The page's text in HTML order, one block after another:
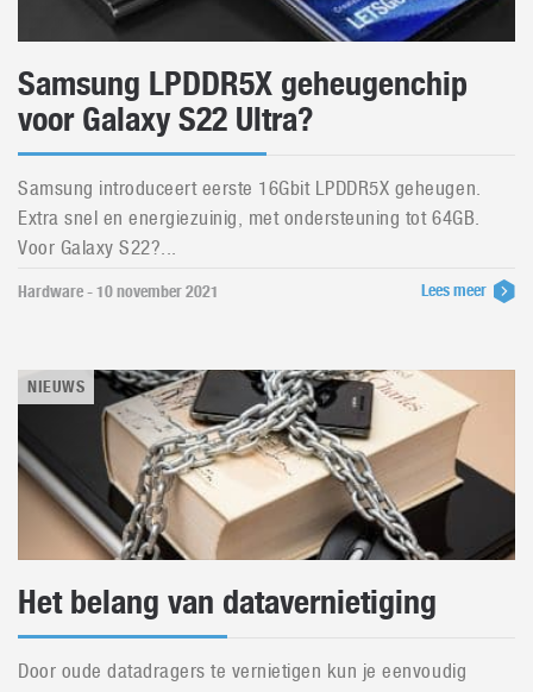
Samsung LPDDR5X geheugenchip
voor Galaxy S22 Ultra?
Samsung introduceert eerste 16Gbit LPDDR5X geheugen.
Extra snel en energiezuinig, met ondersteuning tot 64GB.
Voor Galaxy S22?...
Hardware - 10 november 2021 Lees meer
NIEUWS
Het belang van datavernietiging
Door oude datadragers te vernietigen kun je eenvoudig